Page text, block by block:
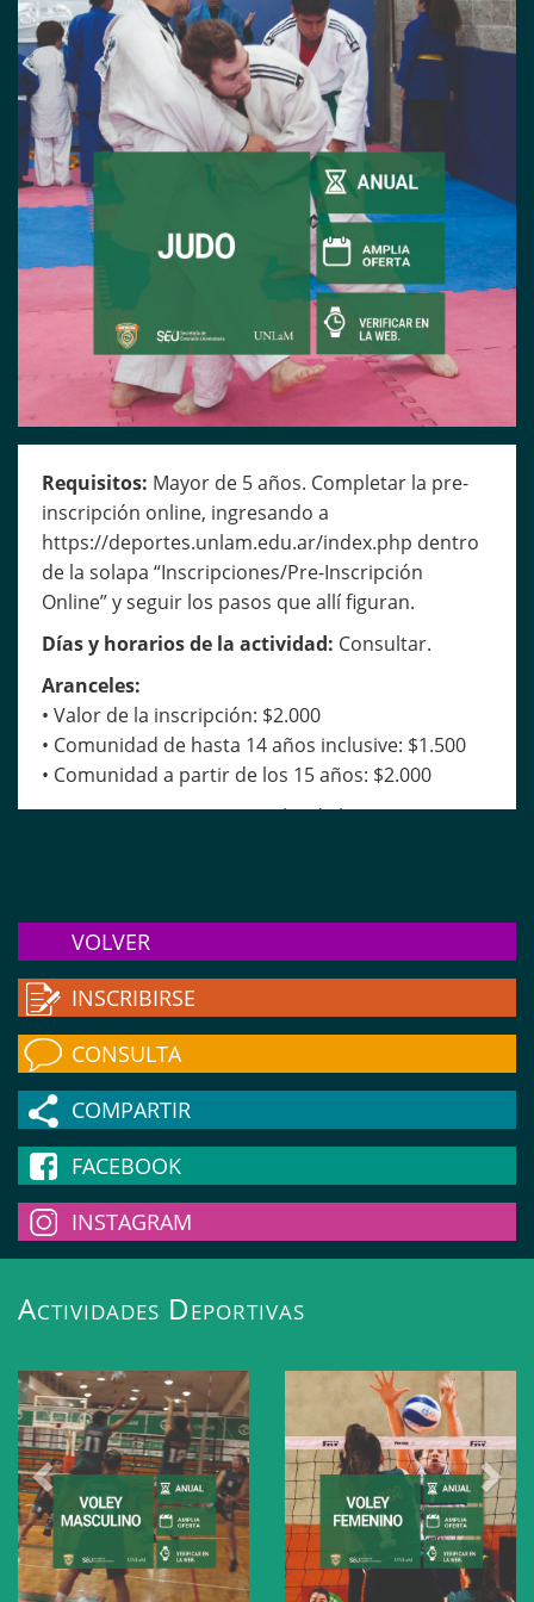
Requisitos: Mayor de 5 años. Completar la pre-
inscripción online, ingresando a
https://deportes.unlam.edu.ar/index.php dentro
de la solapa “Inscripciones/Pre-Inscripción
Online” y seguir los pasos que allí figuran.
Días y horarios de la actividad: Consultar.
Aranceles:
• Valor de la inscripción: $2.000
• Comunidad de hasta 14 años inclusive: $1.500
• Comunidad a partir de los 15 años: $2.000
IMPORTANTE:Una vez realizada la pre-
Público.
Ante dudas y/o consultas, solicitamos se
comuniquen por mensaje privado a través de
nuestras redes social, llamando al 4480-8900
(Interno: 8822) o enviando un e-mail a
deportes@unlam.edu.ar.
VOLVER
INSCRIBIRSE
CONSULTA
COMPARTIR
FACEBOOK
INSTAGRAM
Actividades Deportivas